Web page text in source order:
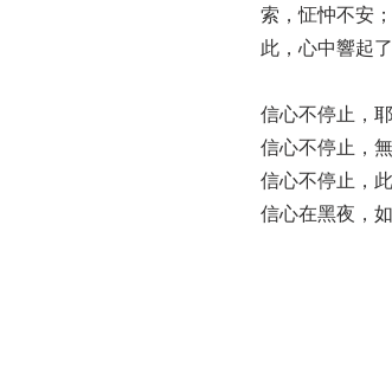
索，怔忡不安
此，心中響起
信心不停止，
信心不停止，
信心不停止，
信心在黑夜，如